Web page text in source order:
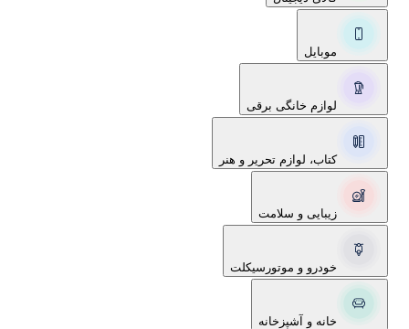
موبایل
لوازم خانگی برقی
کتاب، لوازم تحریر و هنر
زیبایی و سلامت
خودرو و موتورسیکلت
خانه و آشپزخانه